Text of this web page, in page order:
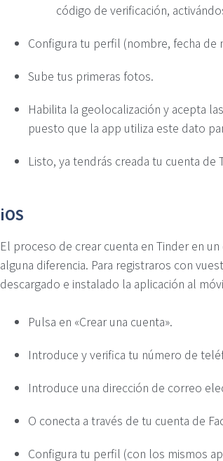
código de verificación,
Configura tu perfil (nombre, fecha de
Sube tus primeras fotos.
Habilita la geolocalización y acepta
puesto que la app utiliza este dato
Listo, ya tendrás creada tu cuenta
iOS
El proceso de crear cuenta en Tinder en
alguna diferencia. Para registraros con
descargado e instalado la aplicación al
Pulsa en «Crear una cuenta».
Introduce y verifica tu número de
Introduce una dirección de correo
O conecta a través de tu cuenta de
Configura tu perfil (con los mismos